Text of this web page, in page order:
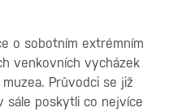
o sobotním extrémním
venkovních vycházek
Průvodci se již
sále poskytli co nejvíce